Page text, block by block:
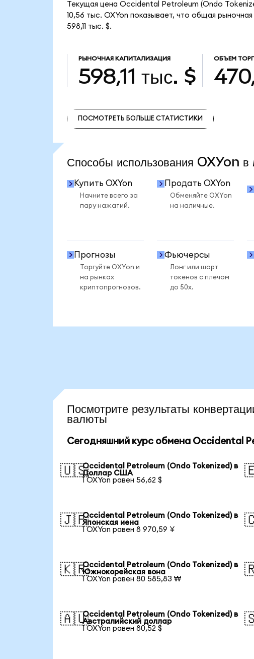
Текущая цена Occidental Petroleum (Ondo
10,56 тыс. OXYon показывает, что общая
598,11 тыс. $.
РЫНОЧНАЯ КАПИТАЛИЗАЦИЯ
598,11 тыс. $
ОБЪЕМ
ПОСМОТРЕТЬ БОЛЬШЕ СТАТИСТИКИ
Способы использования OXYon
Купить OXYon
Начните всего за
пару нажатий.
Продать OXYon
Обменяйте OXYon
на наличные.
Прогнозы
Торгуйте OXYon и
на рынках
криптопрогнозов.
Фьючерсы
Лонг или шорт
токенов с плечом
до 50x.
Посмотрите результаты
валюты
Сегодняшний курс обмена Occidental
🇺🇸Occidental Petroleum (Ondo Tokenized) в
Доллар США
1 OXYon равен 56,62 $
🇯🇵Occidental Petroleum (Ondo Tokenized) в
Японская иена
1 OXYon равен 8 970,59 ¥
🇰🇷Occidental Petroleum (Ondo Tokenized) в
Южнокорейская вона
1 OXYon равен 80 585,83 ₩
🇦🇺Occidental Petroleum (Ondo Tokenized) в
Австралийский доллар
1 OXYon равен 80,52 $